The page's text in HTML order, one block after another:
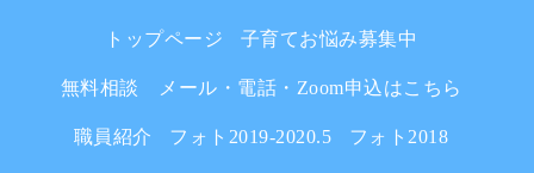
トップページ 子育てお悩み募集中
無料相談 メール・電話・Zoom申込はこちら
職員紹介 フォト2019-2020.5 フォト2018